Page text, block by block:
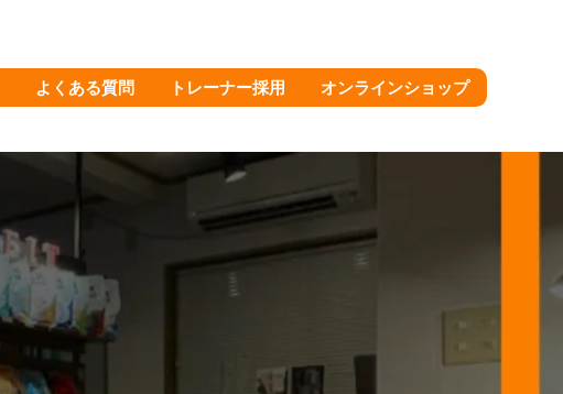
よくある質問 トレーナー採用 オンラインショップ